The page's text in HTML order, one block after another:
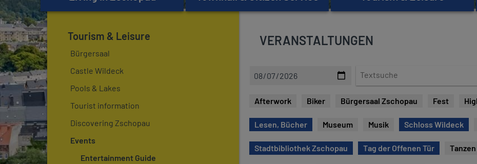
Tourism & Leisure
Bürgersaal
Castle Wildeck
Pools & Lakes
Tourist information
Discovering Zschopau
Events
Entertainment Guide
VERANSTALTUNGEN
t
Afterwork Biker Bürgersaal Zschopau Fest
Lesen, Bücher Museum Musik Schloss Wildeck
Stadtbibliothek Zschopau Tag der Offenen Tür Tanzen